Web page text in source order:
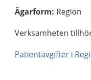
Ägarform: Region
Verksamheten
Patientavgifter i